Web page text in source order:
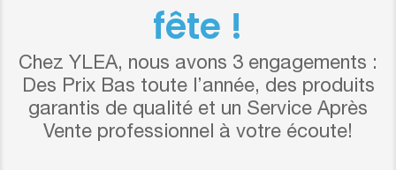
fête !
Chez YLEA, nous avons 3 engagements :
Des Prix Bas toute l’année, des produits
garantis de qualité et un Service Après
Vente professionnel à votre écoute!